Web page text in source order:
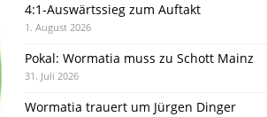
4:1-Auswärtssieg zum Auftakt
1. August 2026
Pokal: Wormatia muss zu Schott Mainz
31. Juli 2026
Wormatia trauert um Jürgen Dinger